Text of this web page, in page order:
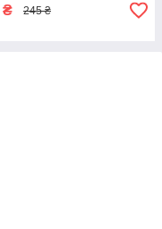
₴ 245 ₴